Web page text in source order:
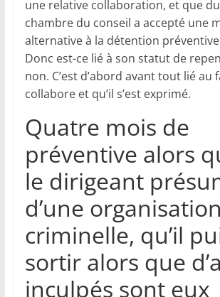
une relative collaboration, et que
chambre du conseil a accepté une
alternative à la détention
Donc est-ce lié à son statut de
non. C’est d’abord avant tout lié au
collabore et qu’il s’est exprimé.
Quatre mois de
préventive alors
le dirigeant
d’une organisation
criminelle, qu’il
sortir alors que
inculpés sont eux